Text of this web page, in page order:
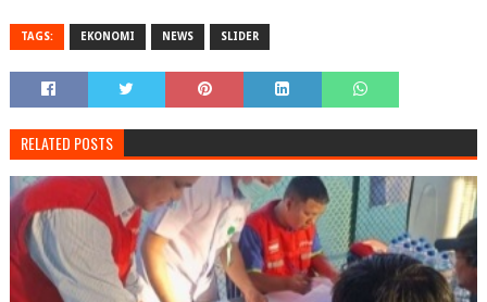
TAGS: EKONOMI NEWS SLIDER
RELATED POSTS